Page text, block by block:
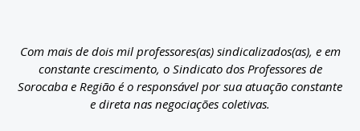
Com mais de dois mil professores(as) sindicalizados(as), e em
constante crescimento, o Sindicato dos Professores de
Sorocaba e Região é o responsável por sua atuação constante
e direta nas negociações coletivas.